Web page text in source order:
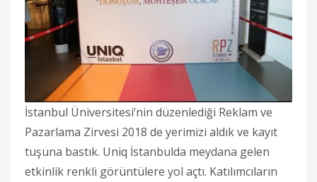
İstanbul Üniversitesi’nin düzenlediği Reklam ve
Pazarlama Zirvesi 2018 de yerimizi aldık ve kayıt
tuşuna bastık. Uniq İstanbulda meydana gelen
etkinlik renkli görüntülere yol açtı. Katılımcıların